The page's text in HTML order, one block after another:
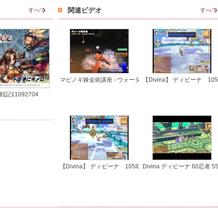
すべて
記11092704
すべて
関連ビデオ
マビノギ錬金術講座 - ウォーターキャノン理論値実践
【Divina】 ディビーナ
【Divina】 ディビーナ 105ID クレソロでボス撃破 2/2
Divina ディビーナ 60忍者